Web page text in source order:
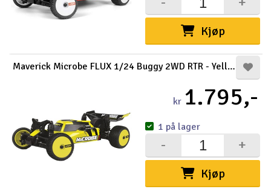
Kjøp
Maverick Microbe FLUX 1/24 Buggy 2WD RTR - Yellow
kr 1.795,-
Kjøp
+
-
1 på lager